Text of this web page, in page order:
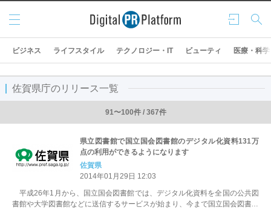
ログ
イン
検索
メニ
ュー
ビジネス ライフスタイル テクノロジー・IT ビューティ 医療・科学
佐賀県庁のリリース一覧
91〜100件 / 367件
県立図書館で国立国会図書館のデジタル化資料131万
点の利用ができるようになります
佐賀県
2014年01月29日 12:03
平成26年1月から、国立国会図書館では、デジタル化資料を全国の公共図
書館や大学図書館などに送信するサービスが始まり、今まで国立国会図書館